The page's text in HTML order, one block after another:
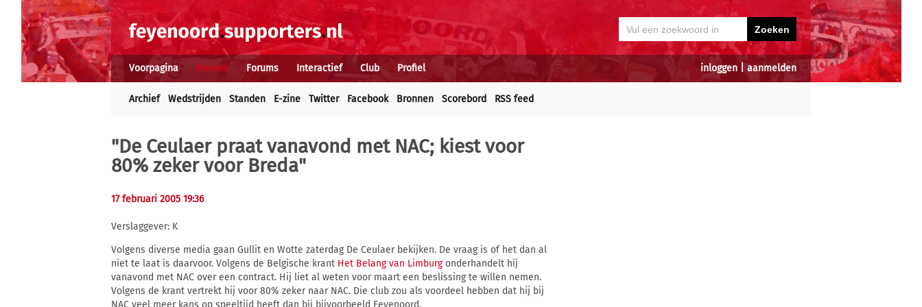
inloggen aanmelden
Voorpagina Nieuws Forums Interactief Club Profiel
Archief Wedstrijden Standen E-zine Twitter Facebook Bronnen Scorebord RSS feed
"De Ceulaer praat vanavond met NAC; kiest voor
80% zeker voor Breda"
17 februari 2005 19:36
Verslaggever: K
Volgens diverse media gaan Gullit en Wotte zaterdag De Ceulaer bekijken. De vraag is of het dan al
niet te laat is daarvoor. Volgens de Belgische krant Het Belang van Limburgonderhandelt hij
vanavond met NAC over een contract. Hij liet al weten voor maart een beslissing te willen nemen.
Volgens de krant vertrekt hij voor 80% zeker naar NAC. Die club zou als voordeel hebben dat hij bij